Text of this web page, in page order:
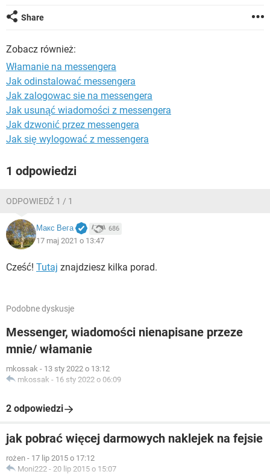
SPOTIFY
Share
Zobacz również:
Włamanie na messengera
Jak odinstalować messengera
Jak zalogowac sie na messengera
Jak usunąć wiadomości z messengera
Jak dzwonić przez messengera
Jak się wylogować z messengera
1 odpowiedzi
ODPOWIEDŹ 1 / 1
Макс Вега 686
17 maj 2021 o 13:47
Cześć! Tutaj znajdziesz kilka porad.
Podobne dyskusje
Messenger, wiadomości nienapisane przeze
mnie/ włamanie
mkossak - 13 sty 2022 o 13:12
mkossak - 16 sty 2022 o 06:09
2 odpowiedzi
jak pobrać więcej darmowych naklejek na fejsie
rożen - 17 lip 2015 o 17:12
Moni222 - 20 lip 2015 o 15:07